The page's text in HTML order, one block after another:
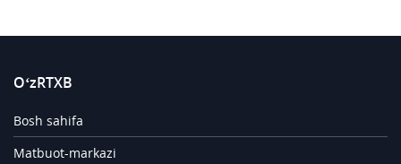
O‘zRTXB
Bosh sahifa
Matbuot-markazi